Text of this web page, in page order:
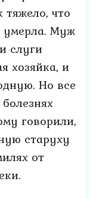
тяжело, что
умерла. Муж
слуги
хозяйка, и
Но все
говорили,
старуху
от